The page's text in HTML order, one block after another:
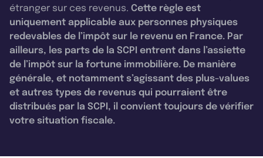
étranger sur ces revenus. Cette règle est
uniquement applicable aux personnes physiques
redevables de l’impôt sur le revenu en France. Par
ailleurs, les parts de la SCPI entrent dans l’assiette
de l’impôt sur la fortune immobilière. De manière
générale, et notamment s’agissant des plus-values
et autres types de revenus qui pourraient être
distribués par la SCPI, il convient toujours de vérifier
votre situation fiscale.